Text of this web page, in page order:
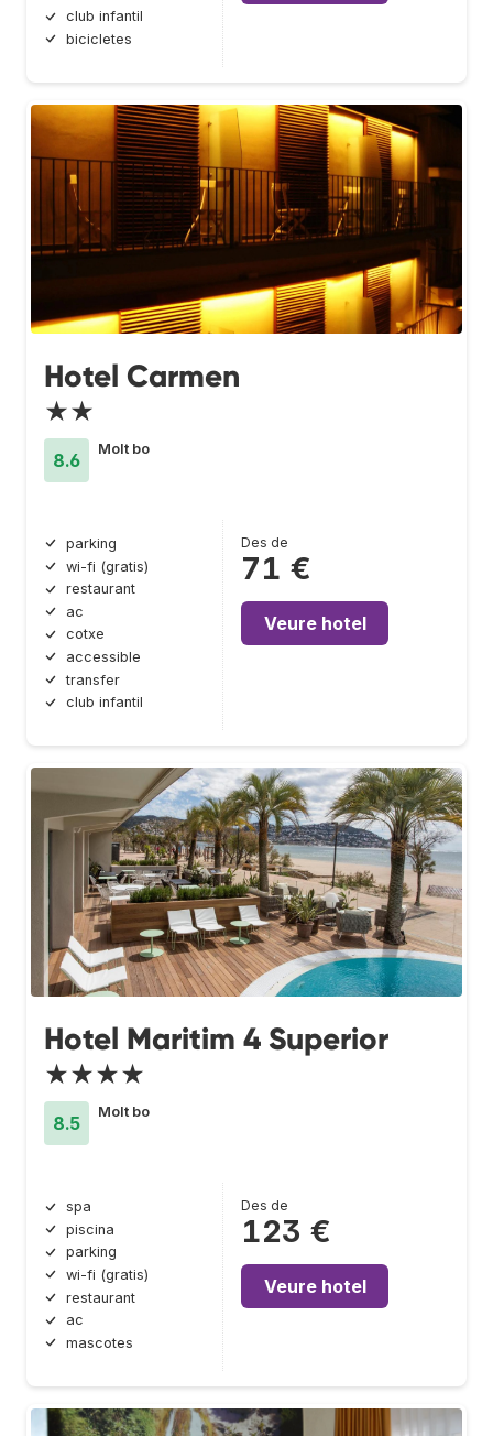
club infantil
bicicletes
Hotel Carmen
★★
8.6
Molt bo
parking
wi-fi (gratis)
restaurant
ac
cotxe
accessible
transfer
club infantil
Des de
71 €
Veure hotel
Hotel Maritim 4 Superior
★★★★
8.5
Molt bo
spa
piscina
parking
wi-fi (gratis)
restaurant
ac
mascotes
Des de
123 €
Veure hotel